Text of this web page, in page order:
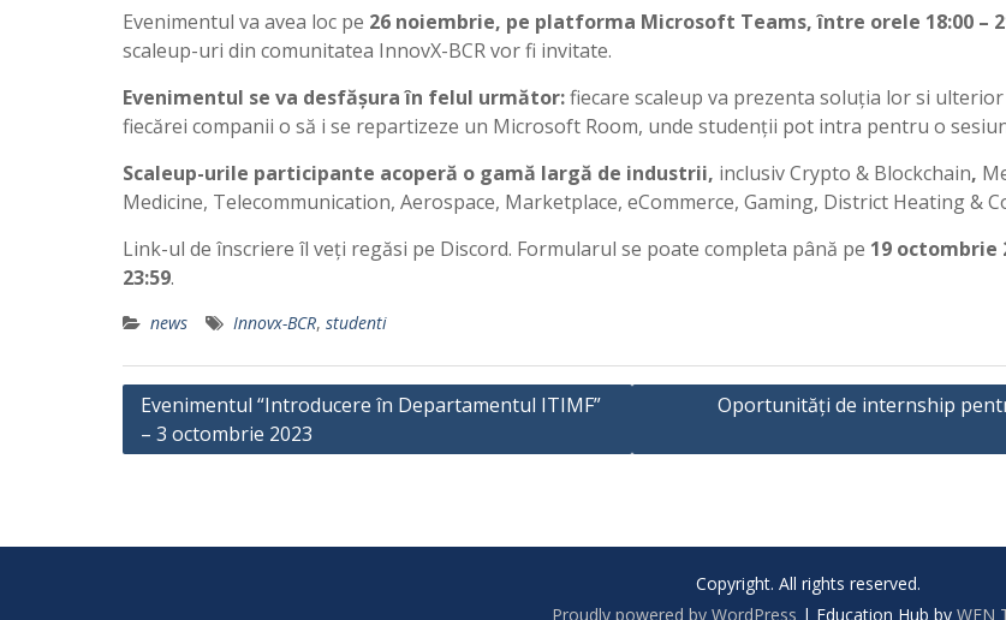
Evenimentul va avea loc pe 26 noiembrie, pe platforma Microsoft Teams, între orele 18:00 –
scaleup-uri din comunitatea InnovX-BCR vor fi invitate.
Evenimentul se va desfășura în felul următor:fiecare scaleup va prezenta soluția lorsi ulterior
fiecărei companii o să i se repartizeze un Microsoft Room, unde studenții pot intra pentru o
Scaleup-urile participante acoperă o gamă largă de industrii, inclusiv Crypto & Blockchain,
Medicine, Telecommunication, Aerospace, Marketplace, eCommerce, Gaming, District Heating &
Link-ul de înscriere îl veți regăsi pe Discord. Formularul se poate completa până pe 19 octombrie
23:59.
news Innovx-BCR, studenti
n
Evenimentul “Introducere în Departamentul ITIMF”
– 3 octombrie 2023
Oportunități de internship
Copyright. All rights reserved.
Proudly powered by WordPress | Education Hub by WEN